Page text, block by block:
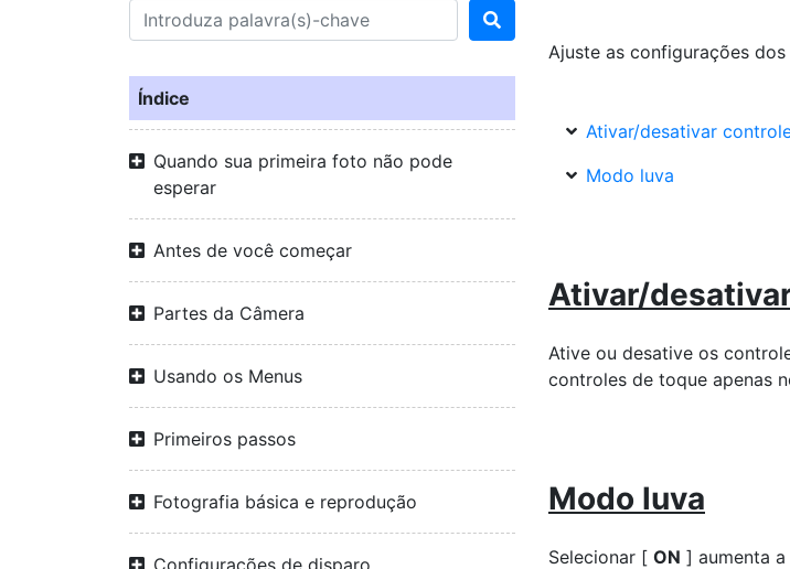
Índice
Quando sua primeira foto não pode
esperar
Antes de você começar
Partes da Câmera
Usando os Menus
Primeiros passos
Fotografia básica e reprodução
Configurações de disparo
Ajuste as configurações
Ativar/desativar
Modo luva
Ativar/
Ative ou desative os
controles de toque apenas
Modo luva
Selecionar [ ON ] aumenta